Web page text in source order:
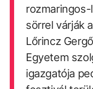
sörrel várják
Lőrincz
Egyetem
igazgatója